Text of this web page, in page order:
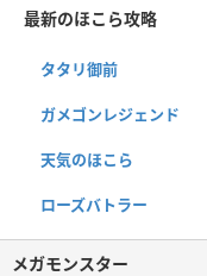
最新のほこら攻略
タタリ御前
ガメゴンレジェンド
天気のほこら
ローズバトラー
メガモンスター